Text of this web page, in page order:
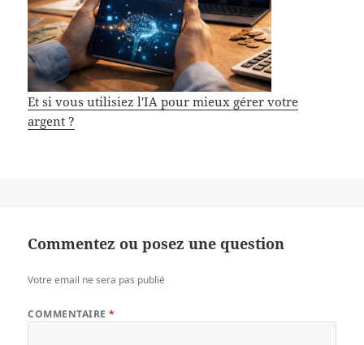
Et si vous utilisiez l'IA pour mieux gérer votre
argent ?
Commentez ou posez une question
Votre email ne sera pas publié
COMMENTAIRE*